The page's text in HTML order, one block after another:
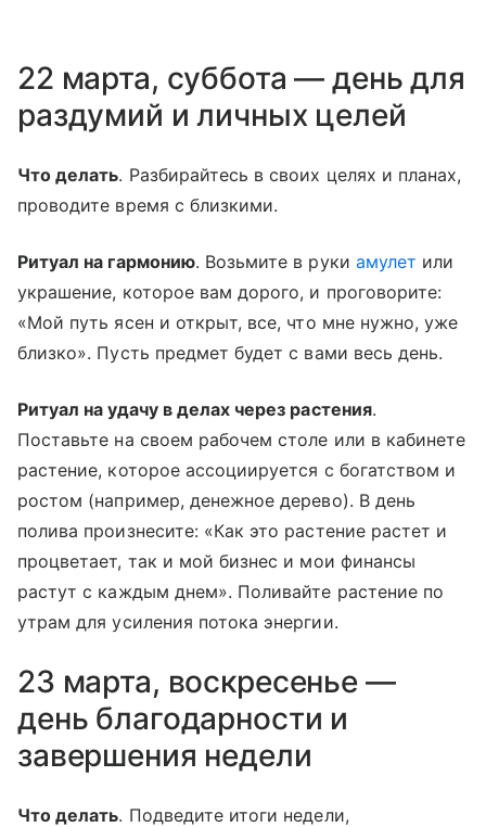
22 марта, суббота — день для
раздумий и личных целей
Что делать. Разбирайтесь в своих целях и планах,
проводите время с близкими.
Ритуал на гармонию. Возьмите в руки амулет или
украшение, которое вам дорого, и проговорите:
«Мой путь ясен и открыт, все, что мне нужно, уже
близко». Пусть предмет будет с вами весь день.
Ритуал на удачу в делах через растения.
Поставьте на своем рабочем столе или в кабинете
растение, которое ассоциируется с богатством и
ростом (например, денежное дерево). В день
полива произнесите: «Как это растение растет и
процветает, так и мой бизнес и мои финансы
растут с каждым днем». Поливайте растение по
утрам для усиления потока энергии.
23 марта, воскресенье —
день благодарности и
завершения недели
Что делать. Подведите итоги недели,